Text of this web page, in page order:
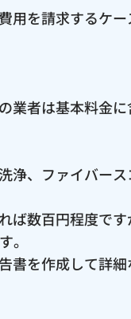
用を請求するケ
業者は基本料金に
浄、ファイバー
ば数百円程度で
。
書を作成して詳